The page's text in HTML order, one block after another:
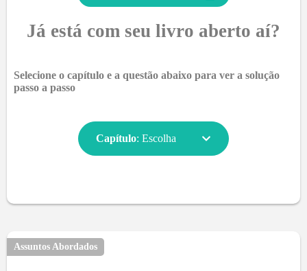
Já está com seu livro aberto aí?
Selecione o capítulo e a questão abaixo para ver a solução
passo a passo
Capítulo: Escolha
Assuntos Abordados